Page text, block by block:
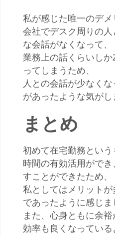
私が感じた唯一のデメ
会社でデスク周りの人
な会話がなくなって、
業務上の話くらいし
ってしまうため、
人との会話が少なく
があったような気がし
まとめ
初めて在宅勤務という
時間の有効活用がで
すことができたため、
私としてはメリット
であったように感じま
また、心身ともに余
効率も良くなっている